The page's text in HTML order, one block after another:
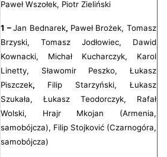
Paweł Wszołek, Piotr Zieliński
1 –Jan Bednarek, Paweł Brożek, Tomasz
Brzyski, Tomasz Jodłowiec, Dawid
Kownacki, Michał Kucharczyk, Karol
Linetty, Sławomir Peszko, Łukasz
Piszczek, Filip Starzyński, Łukasz
Szukała, Łukasz Teodorczyk, Rafał
Wolski, Hrajr Mkojan (Armenia,
samobójcza), Filip Stojković (Czarnogóra,
samobójcza)